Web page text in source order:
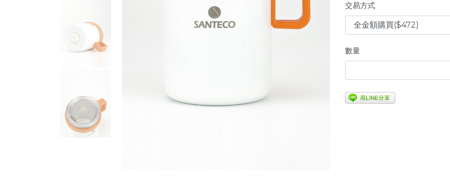
交易方式
數量